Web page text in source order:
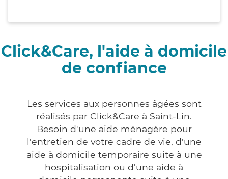
Click&Care, l'aide à domicile
de confiance
Les services aux personnes âgées sont
réalisés par Click&Care à Saint-Lin.
Besoin d'une aide ménagère pour
l'entretien de votre cadre de vie, d'une
aide à domicile temporaire suite à une
hospitalisation ou d'une aide à